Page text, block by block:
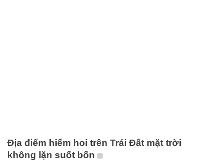
Địa điểm hiếm hoi trên Trái Đất mặt trời
không lặn suốt bốn